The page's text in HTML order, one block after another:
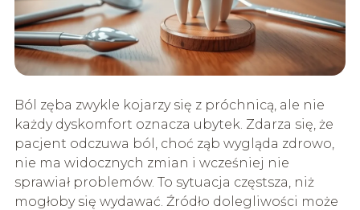
Ból zęba zwykle kojarzy się z próchnicą, ale nie
każdy dyskomfort oznacza ubytek. Zdarza się, że
pacjent odczuwa ból, choć ząb wygląda zdrowo,
nie ma widocznych zmian i wcześniej nie
sprawiał problemów. To sytuacja częstsza, niż
mogłoby się wydawać. Źródło dolegliwości może